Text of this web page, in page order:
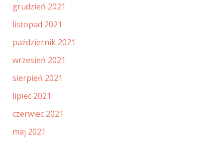
grudzień 2021
listopad 2021
październik 2021
wrzesień 2021
sierpień 2021
lipiec 2021
czerwiec 2021
maj 2021